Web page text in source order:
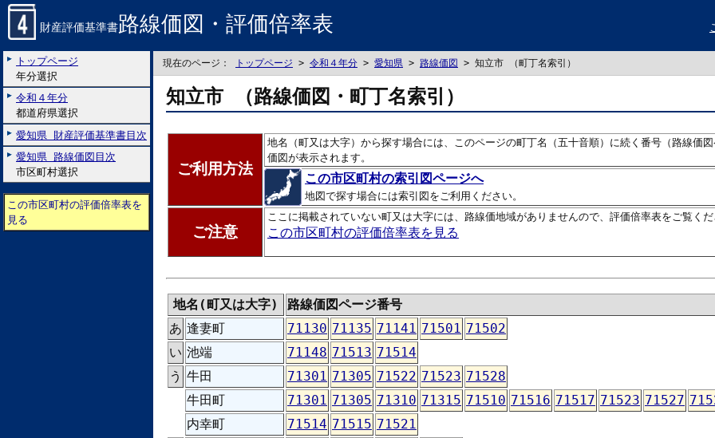
財産評価基準書路線価図・評価倍率表
トップページ
年分選択
令和４年分
都道府県選択
愛知県 財産評価基準書目次
愛知県 路線価図目次
市区町村選択
この市区町村の評価倍率表を
見る
現在のページ： トップページ > 令和４年分 > 愛知県 > 路線価図 > 知立市 （町丁名索引）
知立市 （路線価図・町丁名索引）
ご利用方法
地名（町又は大字）から探す場合には、このページの町丁名（五十音順）に続く番号（路線価
価図が表示されます。
この市区町村の索引図ページへ
地図で探す場合には索引図をご利用ください。
ご注意
ここに掲載されていない町又は大字には、路線価地域がありませんので、評価倍率表をご覧くだ
この市区町村の評価倍率表を見る
地名(町又は大字)
路線価図ページ番号
あ 逢妻町 71130 71135 71141 71501 71502
い 池端 71148 71513 71514
う 牛田 71301 71305 71522 71523 71528
牛田町
71301 71305 71310 71315 71510 71516 71517 71523 71527
内幸町
71514 71515 71521